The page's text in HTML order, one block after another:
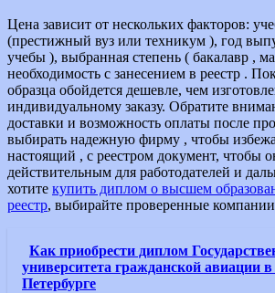
Цена зависит от нескольких факторов:
(престижный вуз или техникум ), год
учебы ), выбранная степень ( бакалавр ,
необходимость с занесением в реестр .
образца обойдется дешевле, чем
индивидуальному заказу. Обратите
доставки и возможность оплаты после
выбирать надежную фирму , чтобы
настоящий , с реестром документ, чтобы
действительным для работодателей и
хотите купить диплом о высшем
реестр, выбирайте проверенные
Как приобрести диплом
университета гражданской авиации
Петербурге